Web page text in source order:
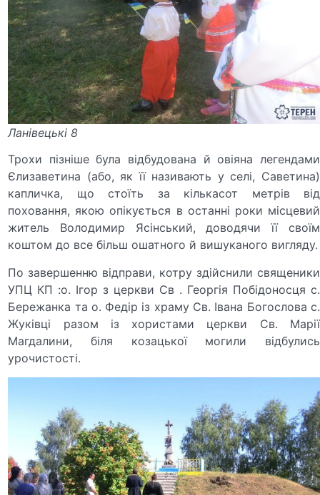
Ланівецькі 8
Трохи пізніше була відбудована й овіяна легендами
Єлизаветина (або, як її називають у селі, Саветина)
капличка, що стоїть за кількасот метрів від
поховання, якою опікується в останні роки місцевий
житель Володимир Ясінський, доводячи її своїм
коштом до все більш ошатного й вишуканого вигляду.
По завершенню відправи, котру здійснили священики
УПЦ КП :о. Ігор з церкви Св . Георгія Побідоносця с.
Бережанка та о. Федір із храму Св. Івана Богослова с.
Жуківці разом із хористами церкви Св. Марії
Магдалини, біля козацької могили відбулись
урочистості.